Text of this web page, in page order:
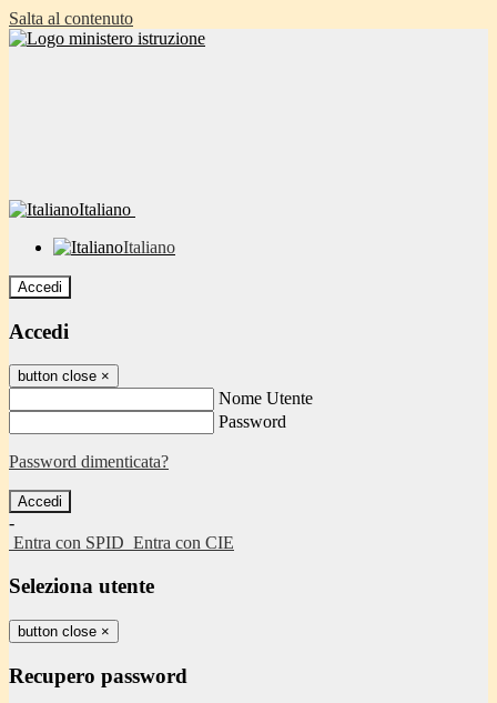
Salta al contenuto
Italiano
Italiano
Accedi
Accedi
button close ×
Nome Utente
Password
Password dimenticata?
-
Entra con SPID Entra con CIE
Seleziona utente
button close ×
Recupero password